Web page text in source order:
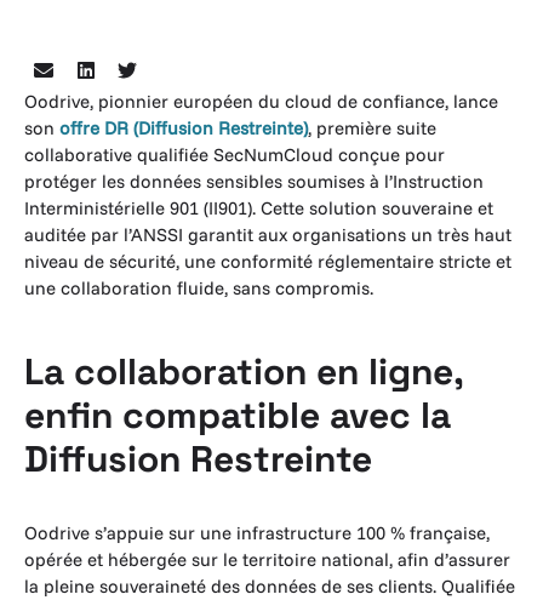
Oodrive, pionnier européen du cloud de confiance, lance
son offre DR (Diffusion Restreinte), première suite
collaborative qualifiée SecNumCloud conçue pour
protéger les données sensibles soumises à l’Instruction
Interministérielle 901 (II901). Cette solution souveraine et
auditée par l’ANSSI garantit aux organisations un très haut
niveau de sécurité, une conformité réglementaire stricte et
une collaboration fluide, sans compromis.
La collaboration en ligne,
enfin compatible avec la
Diffusion Restreinte
Oodrive s’appuie sur une infrastructure 100 % française,
opérée et hébergée sur le territoire national, afin d’assurer
la pleine souveraineté des données de ses clients. Qualifiée